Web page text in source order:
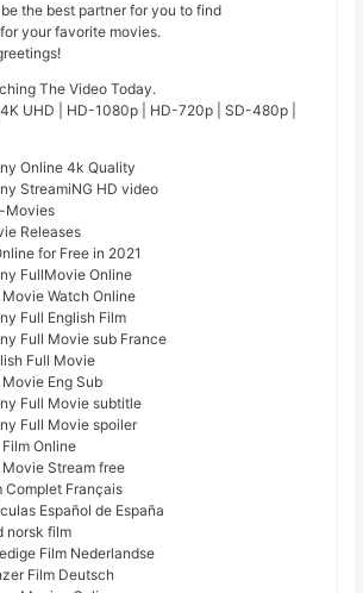
the best partner for you to find
your favorite movies.
The Video Today.
UHD | HD-1080p | HD-720p | SD-480p |
Online 4k Quality
StreamiNG HD video
Movies
Releases
for Free in 2021
FullMovie Online
Watch Online
Full English Film
Full Movie sub France
Full Movie
Eng Sub
Full Movie subtitle
Full Movie spoiler
Online
Stream free
Français
Español de España
norsk film
Film Nederlandse
Film Deutsch